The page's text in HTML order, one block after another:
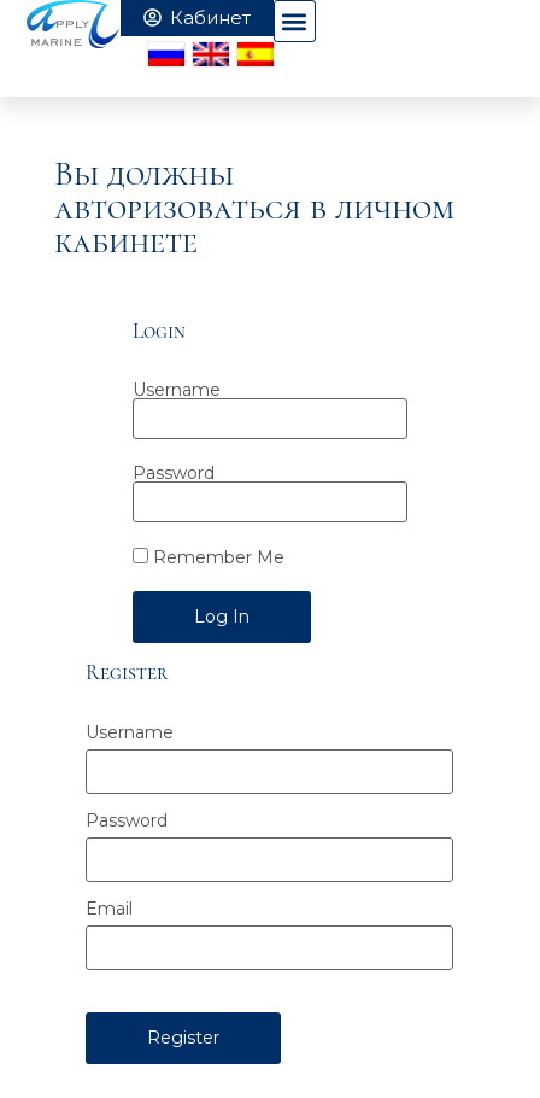
Вы должны
авторизоваться в личном
кабинете
Login
Username
Password
Remember Me
Alternative:
Register
Username
Password
Email